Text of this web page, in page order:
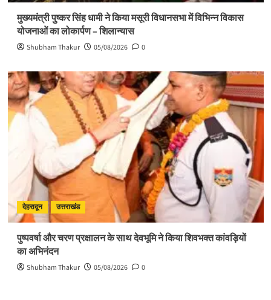
मुख्यमंत्री पुष्कर सिंह धामी ने किया मसूरी विधानसभा में विभिन्न विकास
योजनाओं का लोकार्पण – शिलान्यास
Shubham Thakur 05/08/2026 0
देहरादून उत्तराखंड
पुष्पवर्षा और चरण प्रक्षालन के साथ देवभूमि ने किया शिवभक्त कांवड़ियों
का अभिनंदन
Shubham Thakur 05/08/2026 0